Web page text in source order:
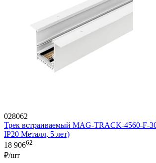
028062
Трек встраиваемый MAG-TRACK-4560-F-
IP20 Металл, 5 лет)
18 90662
₽/шт